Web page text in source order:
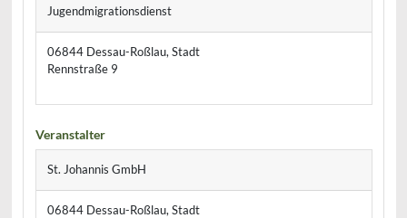
Jugendmigrationsdienst
06844 Dessau-Roßlau, Stadt
Rennstraße 9
Veranstalter
St. Johannis GmbH
06844 Dessau-Roßlau, Stadt